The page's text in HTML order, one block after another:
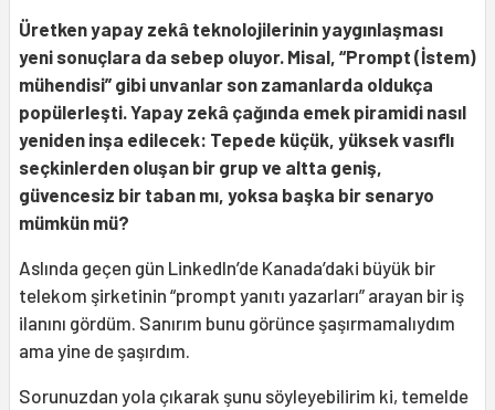
Üretken yapay zekâ teknolojilerinin yaygınlaşması
yeni sonuçlara da sebep oluyor. Misal, “Prompt (İstem)
mühendisi” gibi unvanlar son zamanlarda oldukça
popülerleşti. Yapay zekâ çağında emek piramidi nasıl
yeniden inşa edilecek: Tepede küçük, yüksek vasıflı
seçkinlerden oluşan bir grup ve altta geniş,
güvencesiz bir taban mı, yoksa başka bir senaryo
mümkün mü?
Aslında geçen gün LinkedIn’de Kanada’daki büyük bir
telekom şirketinin “prompt yanıtı yazarları” arayan bir iş
ilanını gördüm. Sanırım bunu görünce şaşırmamalıydım
ama yine de şaşırdım.
Sorunuzdan yola çıkarak şunu söyleyebilirim ki, temelde